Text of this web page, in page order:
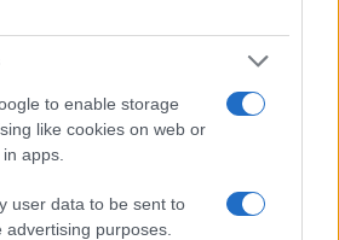
to enable storage
like cookies on web or
apps.
user data to be sent to
purposes.
vale a dire a fronte di un
il pestaggio impietoso
le reazioni dei vari
risultano molto deboli. Sì,
ma espresse con
parole
circostanza, come se l’evento